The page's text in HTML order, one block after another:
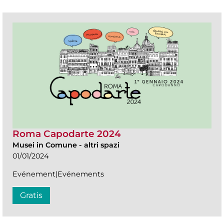
Roma Capodarte 2024
Musei in Comune - altri spazi
01/01/2024
Evénement|Evénements
Gratis